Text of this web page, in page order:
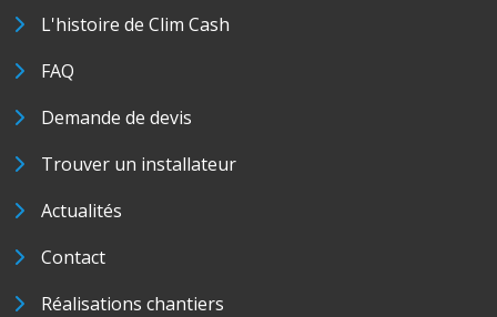
L'histoire de Clim Cash
FAQ
Demande de devis
Trouver un installateur
Actualités
Contact
Réalisations chantiers